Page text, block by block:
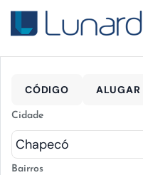
CÓDIGO ALUGAR
Cidade
Bairros